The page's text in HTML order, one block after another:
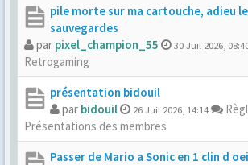
pile morte sur ma cartouche, adieu
sauvegardes
par pixel_champion_55 30 Juil 2026,
Retrogaming
présentation bidouil
par bidouil 26 Juil 2026, 14:14
Présentations des membres
Passer de Mario a Sonic en 1 clin d